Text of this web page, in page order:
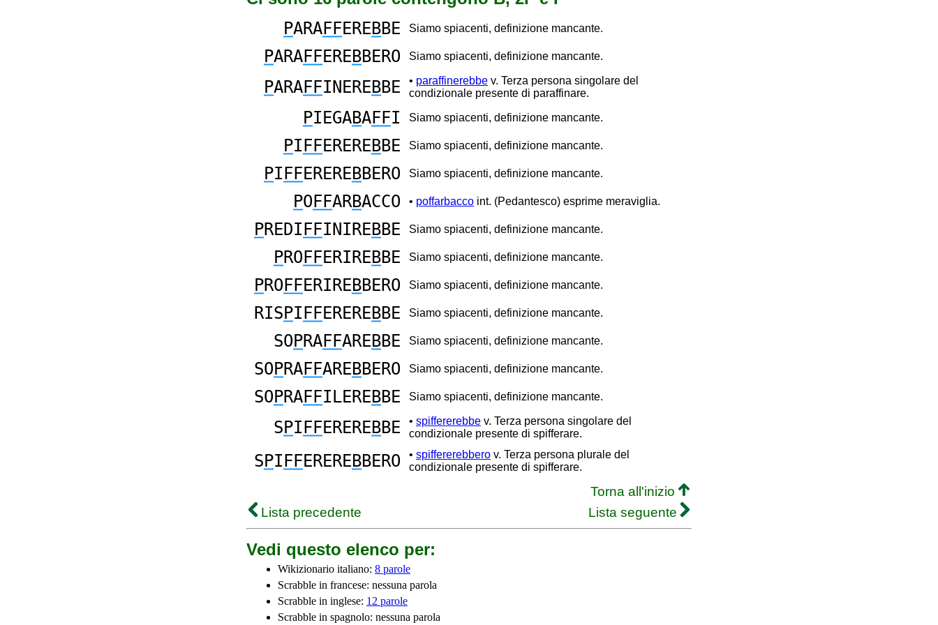
PARAFFEREBBE Siamo spiacenti, definizione mancante.
PARAFFEREBBERO Siamo spiacenti, definizione mancante.
PARAFFINEREBBE • paraffinerebbe v. Terza persona singolare del
condizionale presente di paraffinare.
PIEGABAFFI Siamo spiacenti, definizione mancante.
PI FFEREREBBE Siamo spiacenti, definizione mancante.
PI FFEREREBBERO Siamo spiacenti, definizione mancante.
PO FFARBACCO • poffarbacco int. (Pedantesco) esprime meraviglia.
PREDI FFINIREBBE Siamo spiacenti, definizione mancante.
PRO FFERIREBBE Siamo spiacenti, definizione mancante.
PRO FFERIREBBERO Siamo spiacenti, definizione mancante.
RISPI FFEREREBBE Siamo spiacenti, definizione mancante.
SOPRAFFAREBBE Siamo spiacenti, definizione mancante.
SOPRAFFAREBBERO Siamo spiacenti, definizione mancante.
SOPRAFFILEREBBE Siamo spiacenti, definizione mancante.
SPI FFEREREBBE • spiffererebbe v. Terza persona singolare del
condizionale presente di spifferare.
SPI FFEREREBBERO • spiffererebbero v. Terza persona plurale del
condizionale presente di spifferare.
Torna all'inizio
Lista precedente
Lista seguente
Vedi questo elenco per:
Wikizionario italiano: 8 parole
Scrabble in francese: nessuna parola
Scrabble in inglese: 12 parole
Scrabble in spagnolo: nessuna parola